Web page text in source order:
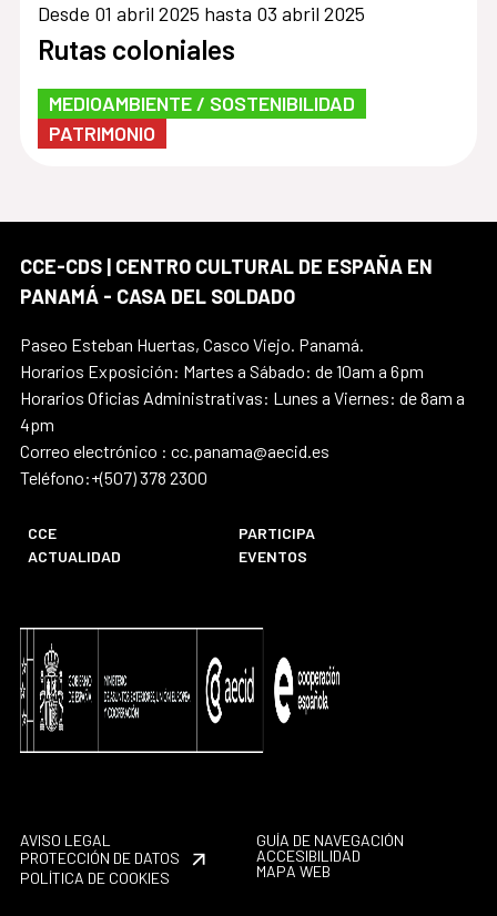
Desde 01 abril 2025 hasta 03 abril 2025
Rutas coloniales
MEDIOAMBIENTE / SOSTENIBILIDAD
PATRIMONIO
CCE-CDS | CENTRO CULTURAL DE ESPAÑA EN
PANAMÁ - CASA DEL SOLDADO
Paseo Esteban Huertas, Casco Viejo. Panamá.
Horarios Exposición: Martes a Sábado: de 10am a 6pm
Horarios Oficias Administrativas: Lunes a Viernes: de 8am a
4pm
Correo electrónico : cc.panama@aecid.es
Teléfono:+(507) 378 2300
CCE
PARTICIPA
ACTUALIDAD
EVENTOS
AVISO LEGAL
PROTECCIÓN DE DATOS
POLÍTICA DE COOKIES
GUÍA DE NAVEGACIÓN
ACCESIBILIDAD
MAPA WEB